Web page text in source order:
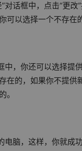
对话框中，点击“更
可以选择一个不存在
中，你还可以选择提
在的，如果你不提
。
电脑，这样，你就成